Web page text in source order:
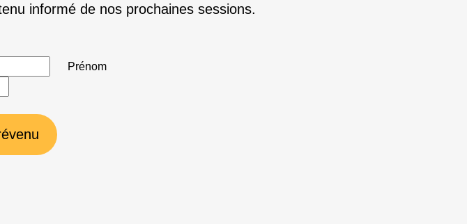
informé de nos prochaines sessions.
Prénom